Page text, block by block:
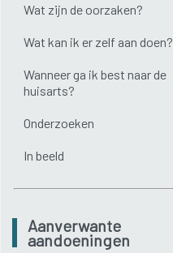
Wat zijn de oorzaken?
Wat kan ik er zelf aan doen?
Wanneer ga ik best naar de
huisarts?
Onderzoeken
In beeld
Aanverwante
aandoeningen